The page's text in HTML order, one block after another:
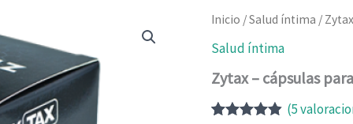
Inicio /Salud íntima /
Salud íntima
Zytax – cápsulas
(5